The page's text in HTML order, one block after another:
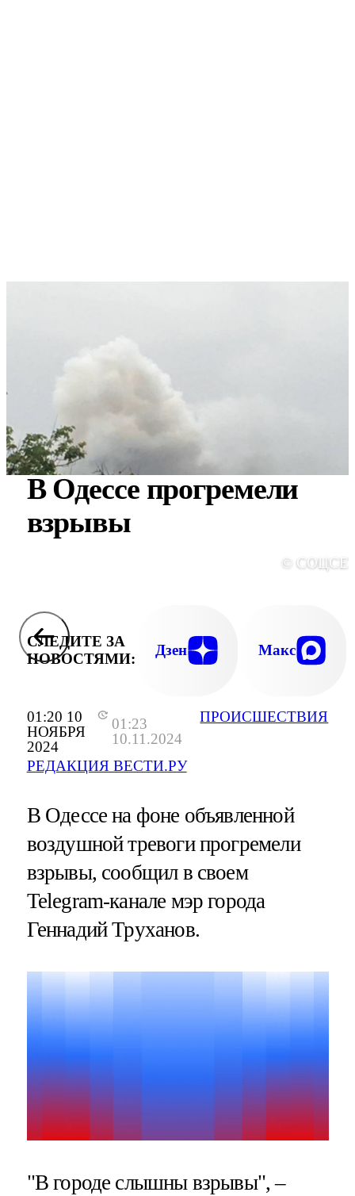
01:20 10
НОЯБРЯ
2024
01:23
10.11.2024
РЕДАКЦИЯ ВЕСТИ.РУ
ПРОИСШЕСТВИЯ
В Одессе прогремели
взрывы
©
СЛЕДИТЕ ЗА
НОВОСТЯМИ:
Дзен Макс
В Одессе на фоне объявленной
воздушной тревоги прогремели
взрывы, сообщил в своем
Telegram-канале​​​ мэр города
Геннадий Труханов.
"В городе слышны взрывы", –